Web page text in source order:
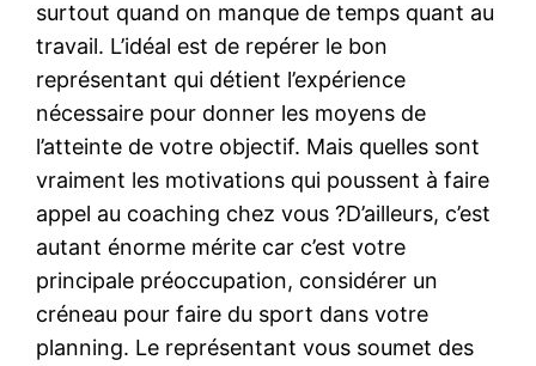
surtout quand on manque de temps quant au
travail. L’idéal est de repérer le bon
représentant qui détient l’expérience
nécessaire pour donner les moyens de
l’atteinte de votre objectif. Mais quelles sont
vraiment les motivations qui poussent à faire
appel au coaching chez vous ?D’ailleurs, c’est
autant énorme mérite car c’est votre
principale préoccupation, considérer un
créneau pour faire du sport dans votre
planning. Le représentant vous soumet des